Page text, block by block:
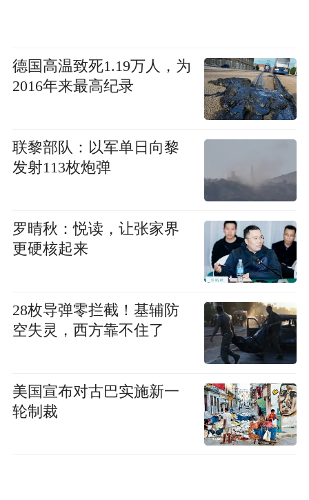
德国高温致死1.19万人，为
2016年来最高纪录
联黎部队：以军单日向黎
发射113枚炮弹
罗晴秋：悦读，让张家界
更硬核起来
28枚导弹零拦截！基辅防
空失灵，西方靠不住了
美国宣布对古巴实施新一
轮制裁